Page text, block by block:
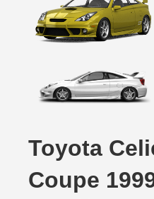
Toyota
Coupe